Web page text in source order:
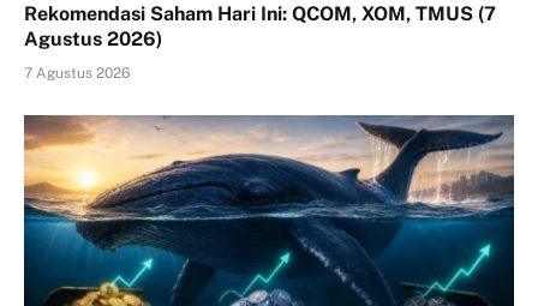
Rekomendasi Saham Hari Ini: QCOM, XOM, TMUS (7
Agustus 2026)
7 Agustus 2026